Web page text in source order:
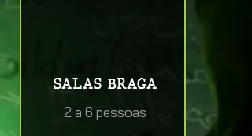
SALAS BRAGA
2 a 6 pessoas